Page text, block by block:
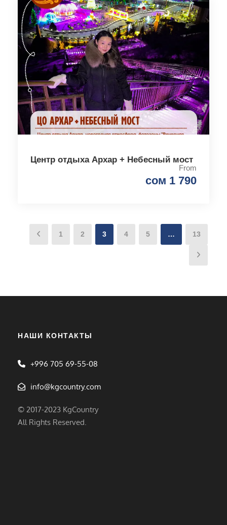
Центр отдыха Архар + Небесный мост
From
сом 1 790
1 2 3 4 5 … 13
НАШИ КОНТАКТЫ
+996 705 69-55-08
info@kgcountry.com
© 2017-2023 KgCountry
All Rights Reserved.